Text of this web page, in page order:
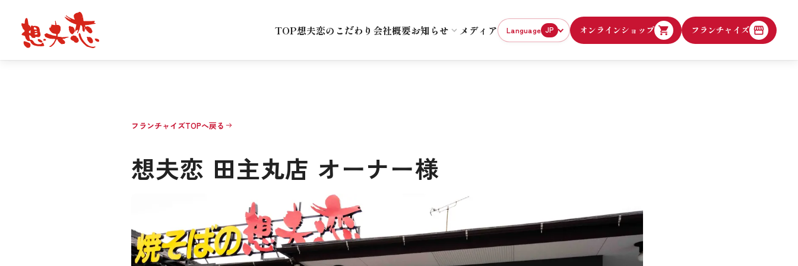
TOP想夫恋のこだわり 会社概要お知らせ メディア Language JP オンラインショップ フランチャイズ
フランチャイズTOPへ戻る
想夫恋 田主丸店 オーナー様